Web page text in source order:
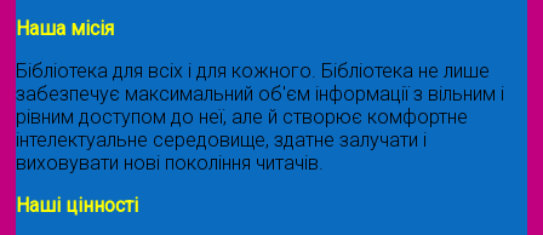
Наша місія
Бібліотека для всіх і для кожного. Бібліотека не лише
забезпечує максимальний об'єм інформації з вільним і
рівним доступом до неї, але й створює комфортне
інтелектуальне середовище, здатне залучати і
виховувати нові покоління читачів.
Наші цінності